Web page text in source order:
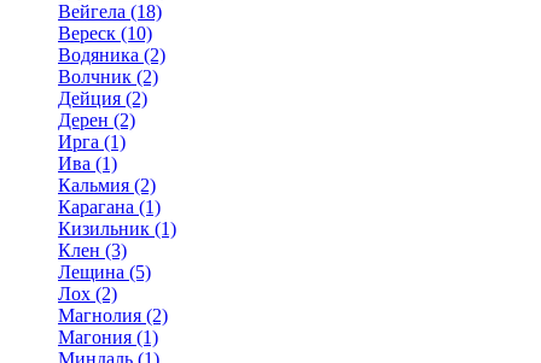
Вейгела (18)
Вереск (10)
Водяника (2)
Волчник (2)
Дейция (2)
Дерен (2)
Ирга (1)
Ива (1)
Кальмия (2)
Карагана (1)
Кизильник (1)
Клен (3)
Лещина (5)
Лох (2)
Магнолия (2)
Магония (1)
Миндаль (1)